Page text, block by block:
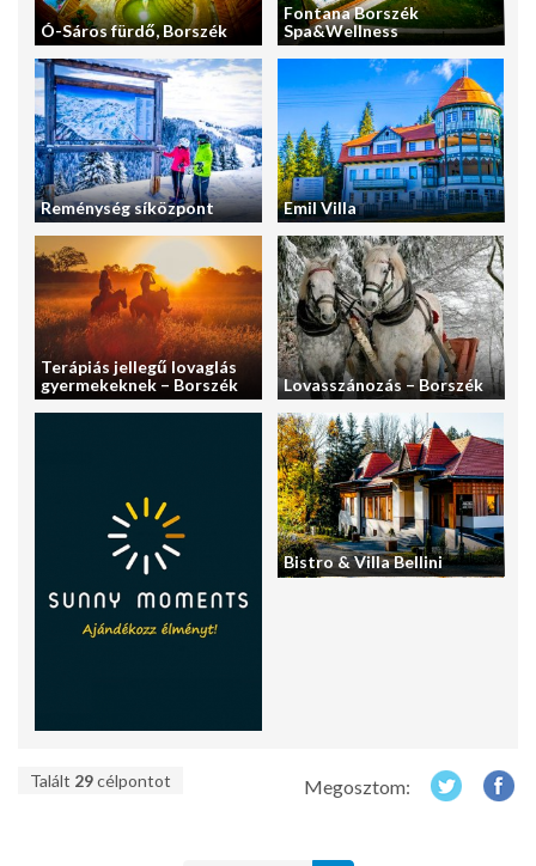
Ó-Sáros fürdő, Borszék
Fontana Borszék
Spa&Wellness
Reménység síközpont Emil Villa
Terápiás jellegű lovaglás
gyermekeknek – Borszék
Lovasszánozás – Borszék
Bistro & Villa Bellini
Talált 29célpontot Megosztom: